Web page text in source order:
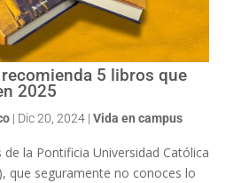
recomienda 5 libros que
2025
| Dic 20, 2024| Vida en campus
la Pontificia Universidad Católica
que seguramente no conoces lo